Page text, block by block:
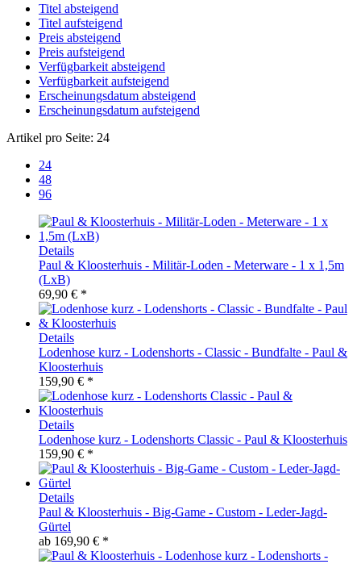
Titel absteigend
Titel aufsteigend
Preis absteigend
Preis aufsteigend
Verfügbarkeit absteigend
Verfügbarkeit aufsteigend
Erscheinungsdatum absteigend
Erscheinungsdatum aufsteigend
Artikel pro Seite: 24
24
48
96
Details
Paul & Kloosterhuis - Militär-Loden - Meterware - 1 x 1,5m
(LxB)
69,90 € *
Details
Lodenhose kurz - Lodenshorts - Classic - Bundfalte - Paul &
Kloosterhuis
159,90 € *
Details
Lodenhose kurz - Lodenshorts Classic - Paul & Kloosterhuis
159,90 € *
Details
Paul & Kloosterhuis - Big-Game - Custom - Leder-Jagd-
Gürtel
ab 169,90 € *